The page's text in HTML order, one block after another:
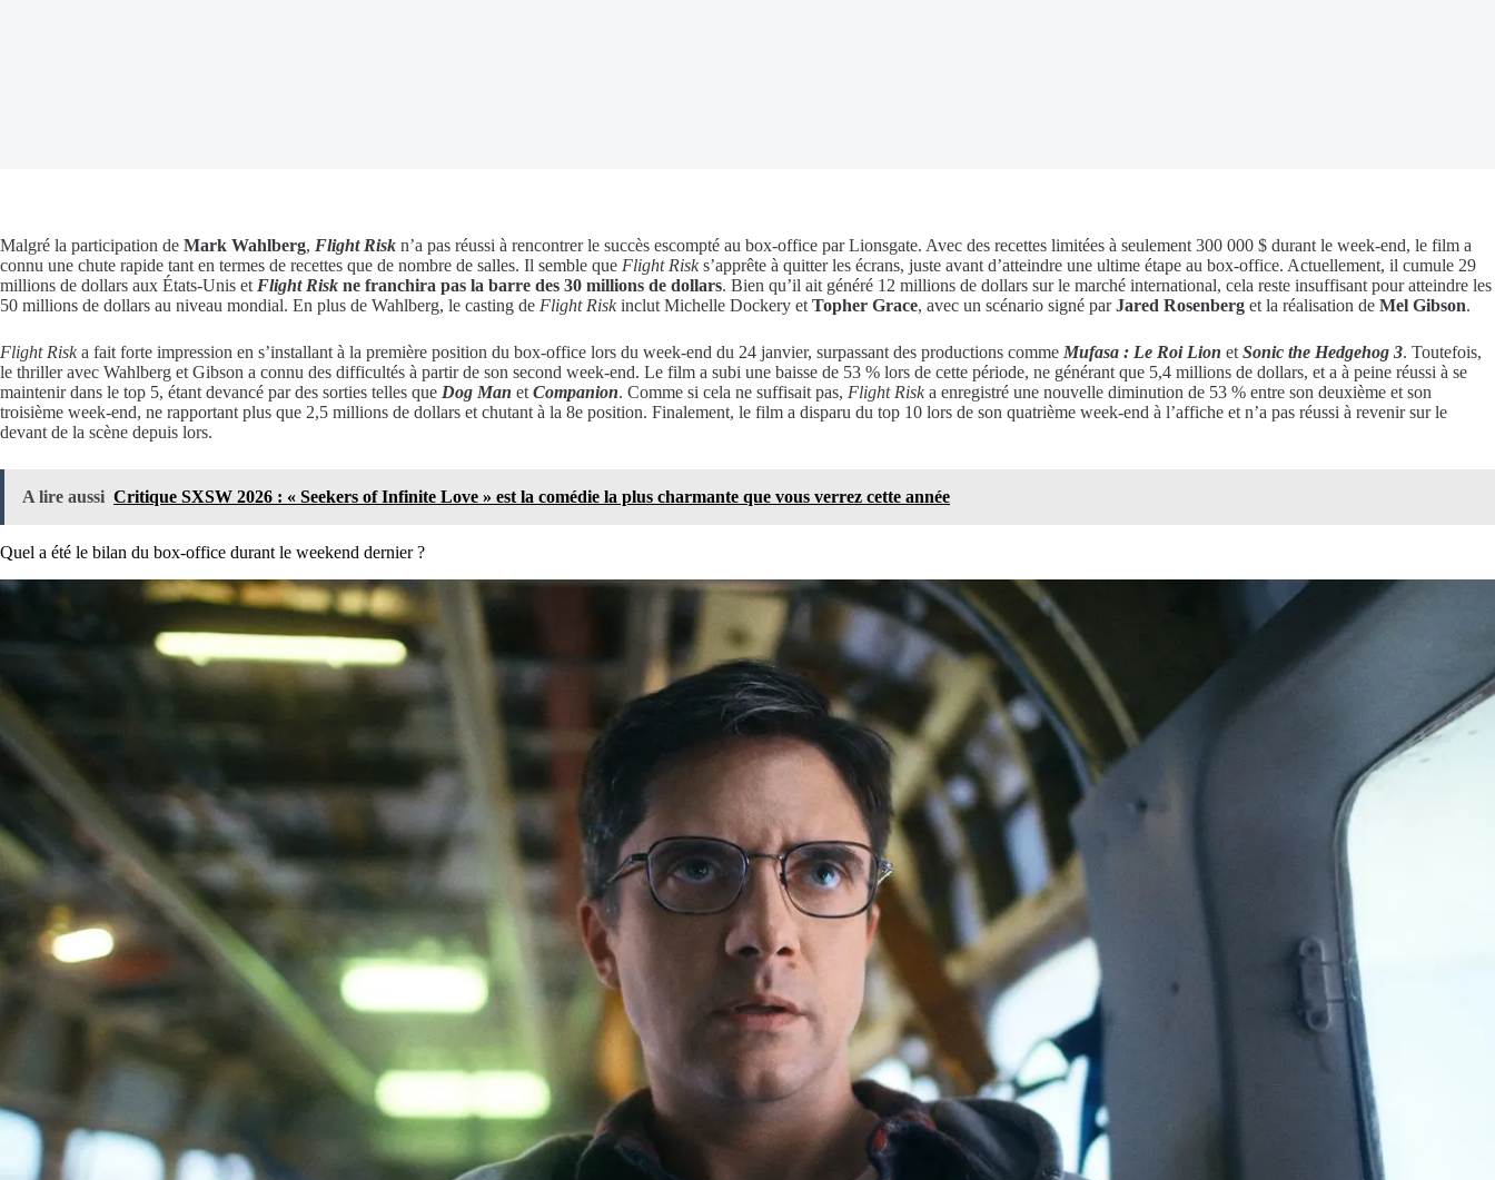
Malgré la participation de Mark Wahlberg, Flight Risk n’a pas réussi à rencontrer le succès escompté au box-office par Lionsgate. Avec des recettes limitées à seulement 300 000 $ durant le week-end, le film a
connu une chute rapide tant en termes de recettes que de nombre de salles. Il semble que Flight Risks’apprête à quitter les écrans, juste avant d’atteindre une ultime étape au box-office. Actuellement, il cumule 29
millions de dollars aux États-Unis et Flight Risk ne franchira pas la barre des 30 millions de dollars. Bien qu’il ait généré 12 millions de dollars sur le marché international, cela reste insuffisant pour atteindre les
50 millions de dollars au niveau mondial. En plus de Wahlberg, le casting de Flight Riskinclut Michelle Dockery et Topher Grace, avec un scénario signé parJared Rosenberg et la réalisation de Mel Gibson.
Flight Riska fait forte impression en s’installant à la première position du box-office lors du week-end du 24 janvier, surpassant des productions comme Mufasa : Le Roi Lion et Sonic the Hedgehog 3. Toutefois,
le thriller avec Wahlberg et Gibson a connu des difficultés à partir de son second week-end. Le film a subi une baisse de 53 % lors de cette période, ne générant que 5,4 millions de dollars, et a à peine réussi à se
maintenir dans le top 5, étant devancé par des sorties telles que Dog Man et Companion. Comme si cela ne suffisait pas, Flight Riska enregistré une nouvelle diminution de 53 % entre son deuxième et son
troisième week-end, ne rapportant plus que 2,5 millions de dollars et chutant à la 8e position. Finalement, le film a disparu du top 10 lors de son quatrième week-end à l’affiche et n’a pas réussi à revenir sur le
devant de la scène depuis lors.
A lire aussi Critique SXSW 2026 : « Seekers of Infinite Love » est la comédie la plus charmante que vous verrez cette année
Quel a été le bilan du box-office durant le weekend dernier ?